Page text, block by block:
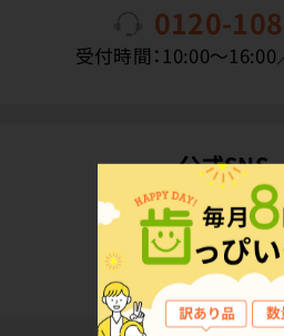
0120-
受付時間：10:00〜
公式SNS